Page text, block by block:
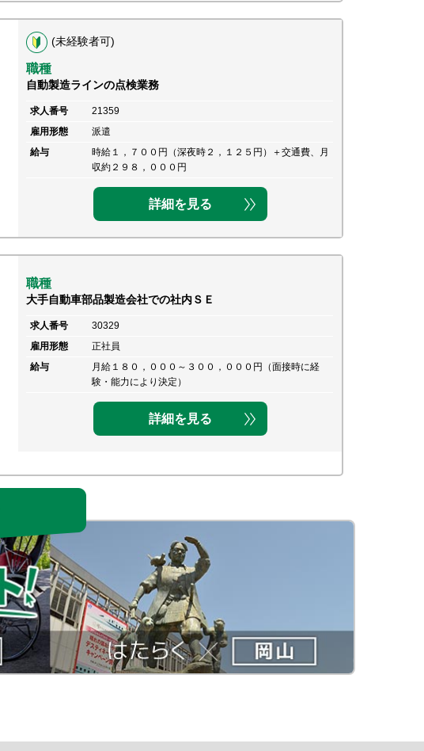
(未経験者可)
職種
自動製造ラインの点検業務
求人番号
21359
雇用形態
派遣
給与
時給１，７００円（深夜時２，１２５円）＋交通費、月
収約２９８，０００円
詳細を見る
職種
大手自動車部品製造会社での社内ＳＥ
求人番号
30329
雇用形態
正社員
給与
月給１８０，０００～３００，０００円（面接時に経
験・能力により決定）
詳細を見る